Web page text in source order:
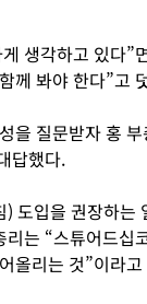
생각하고 있다”
께 봐야 한다”고
을 질문받자 홍
답했다.
도입을 권장하는
는 “스튜어드십
올리는 것”이라